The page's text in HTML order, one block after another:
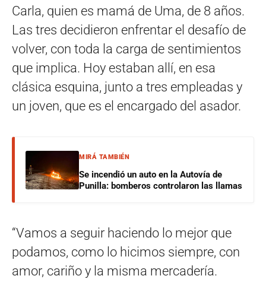
Carla, quien es mamá de Uma, de 8 años.
Las tres decidieron enfrentar el desafío de
volver, con toda la carga de sentimientos
que implica. Hoy estaban allí, en esa
clásica esquina, junto a tres empleadas y
un joven, que es el encargado del asador.
MIRÁ TAMBIÉN
Se incendió un auto en la Autovía de
Punilla: bomberos controlaron las llamas
“Vamos a seguir haciendo lo mejor que
podamos, como lo hicimos siempre, con
amor, cariño y la misma mercadería.